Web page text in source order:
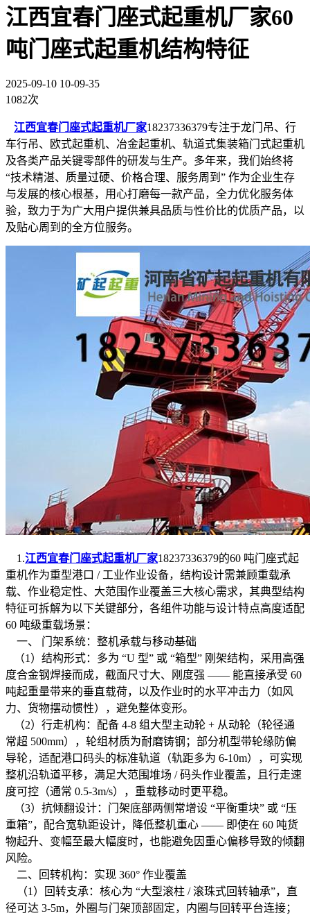
江西宜春门座式起重机厂家60
吨门座式起重机结构特征
2025-09-10 10-09-35
1082次
江西宜春门座式起重机厂家18237336379专注于龙门吊、行
车行吊、欧式起重机、冶金起重机、轨道式集装箱门式起重机
及各类产品关键零部件的研发与生产。多年来，我们始终将
“技术精湛、质量过硬、价格合理、服务周到” 作为企业生存
与发展的核心根基，用心打磨每一款产品，全力优化服务体
验，致力于为广大用户提供兼具品质与性价比的优质产品，以
及贴心周到的全方位服务。
1.江西宜春门座式起重机厂家18237336379的60 吨门座式起
重机作为重型港口 / 工业作业设备，结构设计需兼顾重载承
载、作业稳定性、大范围作业覆盖三大核心需求，其典型结构
特征可拆解为以下关键部分，各组件功能与设计特点高度适配
60 吨级重载场景：
一、 门架系统：整机承载与移动基础
（1）结构形式：多为 “U 型” 或 “箱型” 刚架结构，采用高强
度合金钢焊接而成，截面尺寸大、刚度强 —— 能直接承受 60
吨起重量带来的垂直载荷，以及作业时的水平冲击力（如风
力、货物摆动惯性），避免整体变形。
（2）行走机构：配备 4-8 组大型主动轮 + 从动轮（轮径通
常超 500mm），轮组材质为耐磨铸钢；部分机型带轮缘防偏
导轮，适配港口码头的标准轨道（轨距多为 6-10m），可实现
整机沿轨道平移，满足大范围堆场 / 码头作业覆盖，且行走速
度可控（通常 0.5-3m/s），重载移动时更平稳。
（3）抗倾翻设计：门架底部两侧常增设 “平衡重块” 或 “压
重箱”，配合宽轨距设计，降低整机重心 —— 即使在 60 吨货
物起升、变幅至最大幅度时，也能避免因重心偏移导致的倾翻
风险。
二、回转机构：实现 360° 作业覆盖
（1）回转支承：核心为 “大型滚柱 / 滚珠式回转轴承”，直
径可达 3-5m，外圈与门架顶部固定，内圈与回转平台连接；